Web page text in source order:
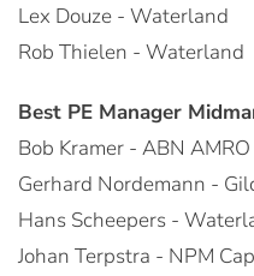
Lex Douze - Waterland
Rob Thielen - Waterland
Best PE Manager
Bob Kramer - ABN
Gerhard Nordemann -
Hans Scheepers -
Johan Terpstra - NPM